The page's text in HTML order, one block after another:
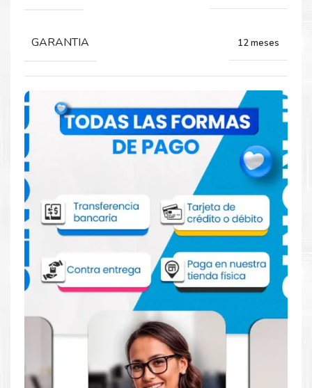
Comprar Toner Kyocera TK-4107 para
impresora 1800 1801 2200 2201
Aprovecha nuestra experiencia y atención para adquirir tus
productos. Tenemos promociones todos los dias. Escríbenos o
visítanos hoy para encontrar la solución perfecta para tu
, como elToner Kyocera TK-4107 para
impresora Kyocera 1800 1801 2200 2201
GARANTIA 12 meses